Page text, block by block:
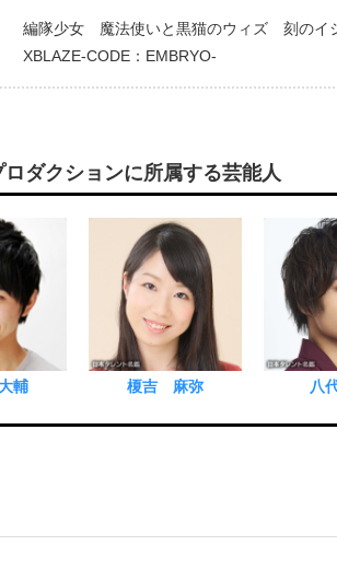
編隊少女 魔法使いと黒猫のウィズ 刻の
XBLAZE-CODE：EMBRYO-
ロダクションに所属する芸能人
輔 榎吉 麻弥 八